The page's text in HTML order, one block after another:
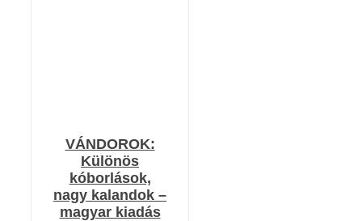
VÁNDOROK:
Különös
kóborlások,
nagy kalandok –
magyar kiadás